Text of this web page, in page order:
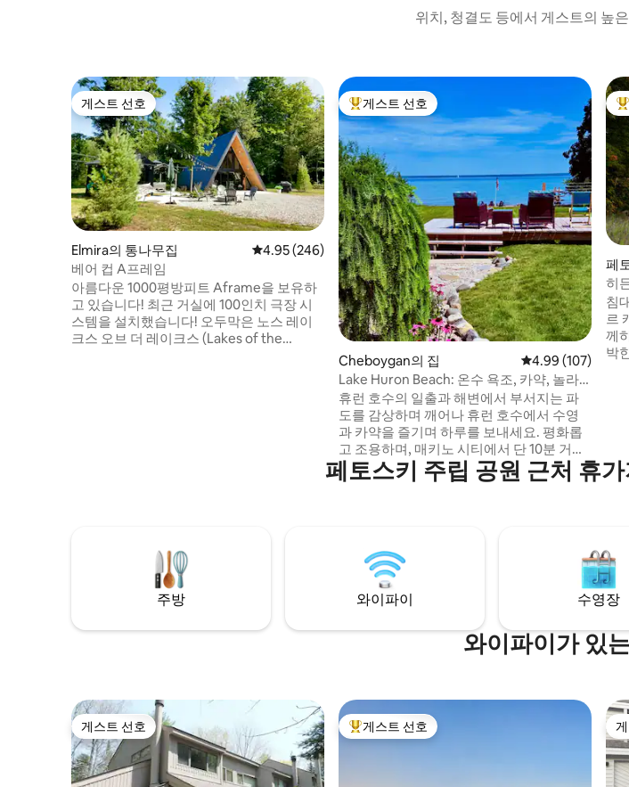
위치, 청결도 등에서 게스트의 높
게스트 선호
게스트 선호
Elmira의 통나무집 평점 4.95점(5점 만점), 후기 246개
4.95 (246)
베어 컵 A프레임
아름다운 1000평방피트 Aframe을 보유하
고 있습니다! 최근 거실에 100인치 극장 시
스템을 설치했습니다! 오두막은 노스 레이
크스 오브 더 레이크스 (Lakes of the
상위 게스트 선호
게스트 선호
Cheboygan의 집 평점 4.99점(5점
4.99 (107)
Lake Huron Beach: 온수 욕조, 카약, 놀라
운 전망
휴런 호수의 일출과 해변에서 부서지는 파
도를 감상하며 깨어나 휴런 호수에서 수영
과 카약을 즐기며 하루를 보내세요. 평화롭
고 조용하며, 매키노 시티에서 단 10분 거리
입니다. 해변의 모닥불 주변에서 하루를 마
무리하고, 온수 욕조에 몸을 담그고 휴런 호
식을 취하고 소통하며 진정한 업 노스(Up
North) 체험을 즐길 수 있는 아름다운 공간
입니다. 저희는 이곳을 '휴런의 천국'이라고
부르니 여러분도 그러시길 바랍니다.
페
집
히
온
침
르
께
박
에
페토스키 주립 공원 근처 휴
주방 와이파이 수영장
와이파이가 있
게스트 선호
게스트 선호 상위 게스트 선호
게스트 선호